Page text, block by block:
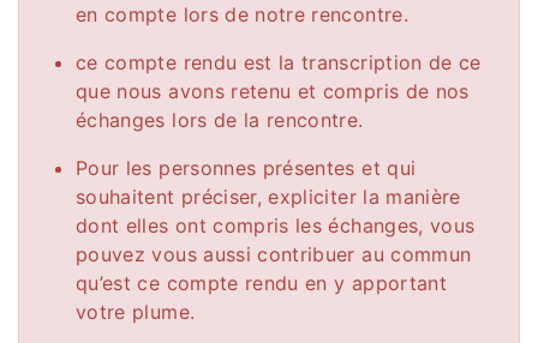
en compte lors de notre rencontre.
ce compte rendu est la transcription de ce
que nous avons retenu et compris de nos
échanges lors de la rencontre.
Pour les personnes présentes et qui
souhaitent préciser, expliciter la manière
dont elles ont compris les échanges, vous
pouvez vous aussi contribuer au commun
qu’est ce compte rendu en y apportant
votre plume.